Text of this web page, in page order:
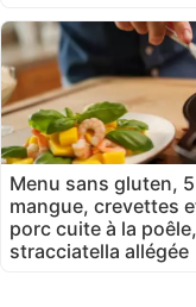
Menu sans gluten,
mangue, crevettes
porc cuite à la
stracciatella allégée